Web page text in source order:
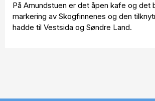
På Amundstuen er det åpen kafe og det
markering av Skogfinnenes og den
hadde til Vestsida og Søndre Land.